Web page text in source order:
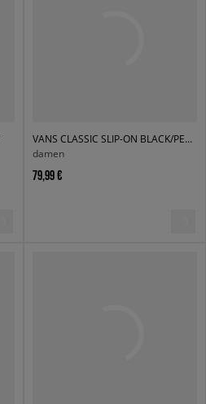
VANS CLASSIC SLIP-ON BLACK/PEWTER CHECKERBOARD
damen
79,99 €